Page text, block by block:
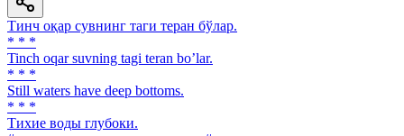
Тинч оқар сувнинг таги теран бўлар.
* * *
Tinch oqar suvning tagi teran bo’lar.
* * *
Still waters have deep bottoms.
* * *
Тихие воды глубоки.